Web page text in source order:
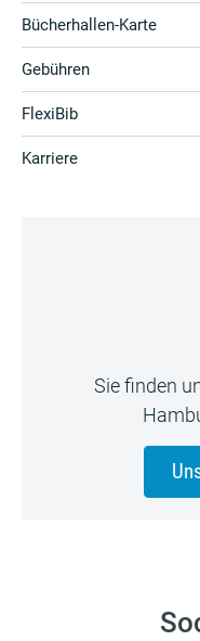
Bücherhallen-Karte
Gebühren
FlexiBib
Karriere
Sie finden